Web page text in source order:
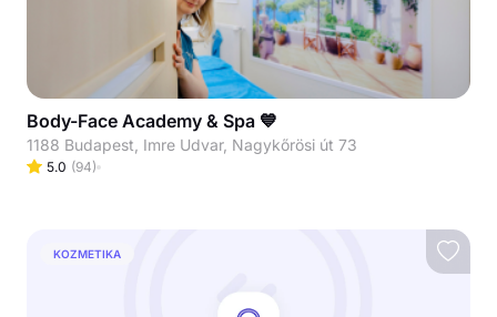
Body-Face Academy & Spa 💙
1188 Budapest, Imre Udvar, Nagykőrösi út 73
5.0 (94)
KOZMETIKA